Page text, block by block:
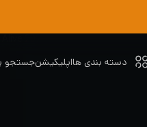
دسته بندی هااپلیکیشنجستجو